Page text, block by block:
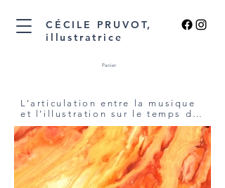
CÉCILE PRUVOT,
illustratrice
Panier
L’articulation entre la musique
et l’illustration sur le temps du
concert offre de nouvelles
perspectives dans la façon
d’appréhender le répertoire
classique. L’image ne substitue
pas à la musique, bien au
contraire. Elle en révèle